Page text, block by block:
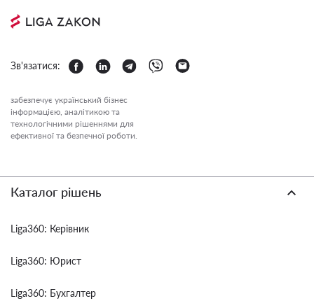
Зв'язатися:
забезпечує український бізнес
інформацією, аналітикою та
технологічними рішеннями для
ефективної та безпечної роботи.
Каталог рішень
Liga360: Керівник
Liga360: Юрист
Liga360: Бухгалтер